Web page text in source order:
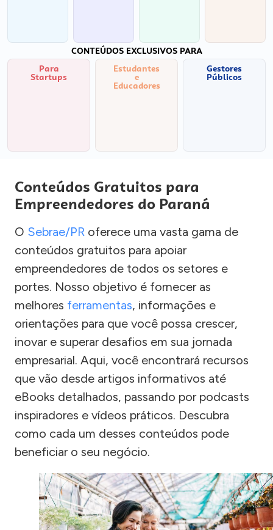
CONTEÚDOS EXCLUSIVOS PARA
Para
Startups
Estudantes
e
Educadores
Gestores
Públicos
Conteúdos Gratuitos para
Empreendedores do Paraná
O Sebrae/PR oferece uma vasta gama de
conteúdos gratuitos para apoiar
empreendedores de todos os setores e
portes. Nosso objetivo é fornecer as
melhores ferramentas, informações e
orientações para que você possa crescer,
inovar e superar desafios em sua jornada
empresarial. Aqui, você encontrará recursos
que vão desde artigos informativos até
eBooks detalhados, passando por podcasts
inspiradores e vídeos práticos. Descubra
como cada um desses conteúdos pode
beneficiar o seu negócio.